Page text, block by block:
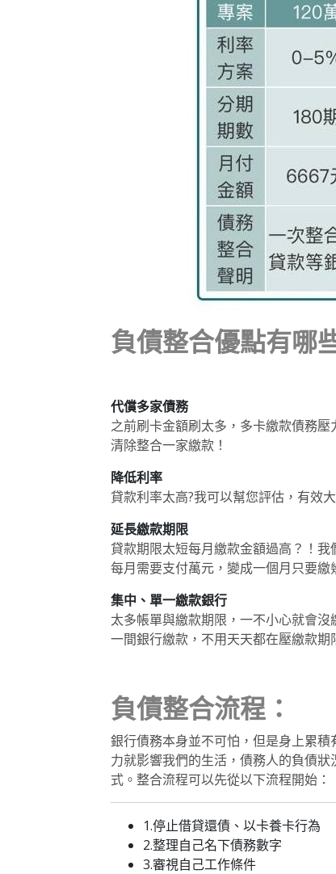
負債整合優點有哪
代償多家債務
之前刷卡金額刷太多，多卡繳款債務
清除整合一家繳款！
降低利率
貸款利率太高?我可以幫您評估，有效
延長繳款期限
貸款期限太短每月繳款金額過高？！我
每月需要支付萬元，變成一個月只要繳
集中、單一繳款銀行
太多帳單與繳款期限，一不小心就會
一間銀行繳款，不用天天都在壓繳款期
負債整合流程：
銀行債務本身並不可怕，但是身上累
力就影響我們的生活，債務人的負債
式。整合流程可以先從以下流程開始：
1.停止借貸還債、以卡養卡行為
2.整理自己名下債務數字
3.審視自己工作條件